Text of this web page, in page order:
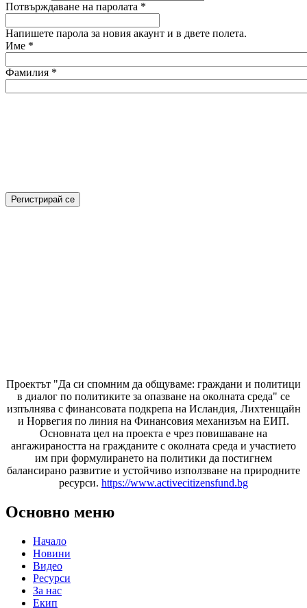
Потвърждаване на паролата *
Напишете парола за новия акаунт и в двете полета.
Име *
Фамилия *
Проектът "Да си спомним да общуваме: граждани и политици
в диалог по политиките за опазване на околната среда" се
изпълнява с финансовата подкрепа на Исландия, Лихтенщайн
и Норвегия по линия на Финансовия механизъм на ЕИП.
Основната цел на проекта е чрез повишаване на
ангажираността на гражданите с околната среда и участието
им при формулирането на политики да постигнем
балансирано развитие и устойчиво използване на природните
ресурси. https://www.activecitizensfund.bg
Основно меню
Начало
Новини
Видео
Ресурси
За нас
Екип